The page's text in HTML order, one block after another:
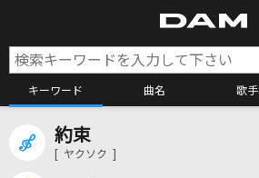
キーワード 曲名 歌
約束
[ ヤクソク ]